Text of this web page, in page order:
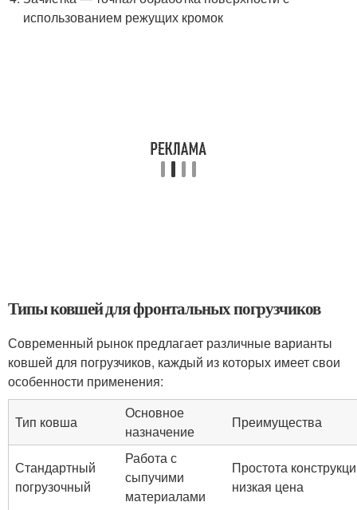
использованием режущих кромок
Типы ковшей для фронтальных погрузчиков
Современный рынок предлагает различные варианты
ковшей для погрузчиков, каждый из которых имеет свои
особенности применения:
Тип ковша
Основное
назначение
Преимущества
Стандартный
погрузочный
Работа с
сыпучими
материалами
Простота
низкая цена